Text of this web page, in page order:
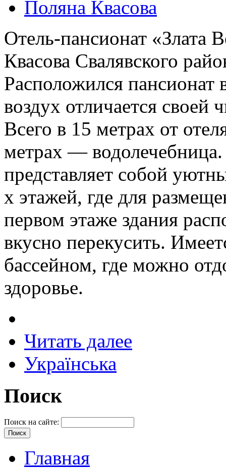
Поляна Квасова
Отель-пансионат «Злата
Квасова Свалявского
Расположился пансионат
воздух отличается своей
Всего в 15 метрах от
метрах —
представляет собой
х этажей, где для
первом этаже здания
вкусно перекусить.
бассейном, где можно
здоровье.
Читать далее
Українська
Поиск
Поиск на сайте:
Главная